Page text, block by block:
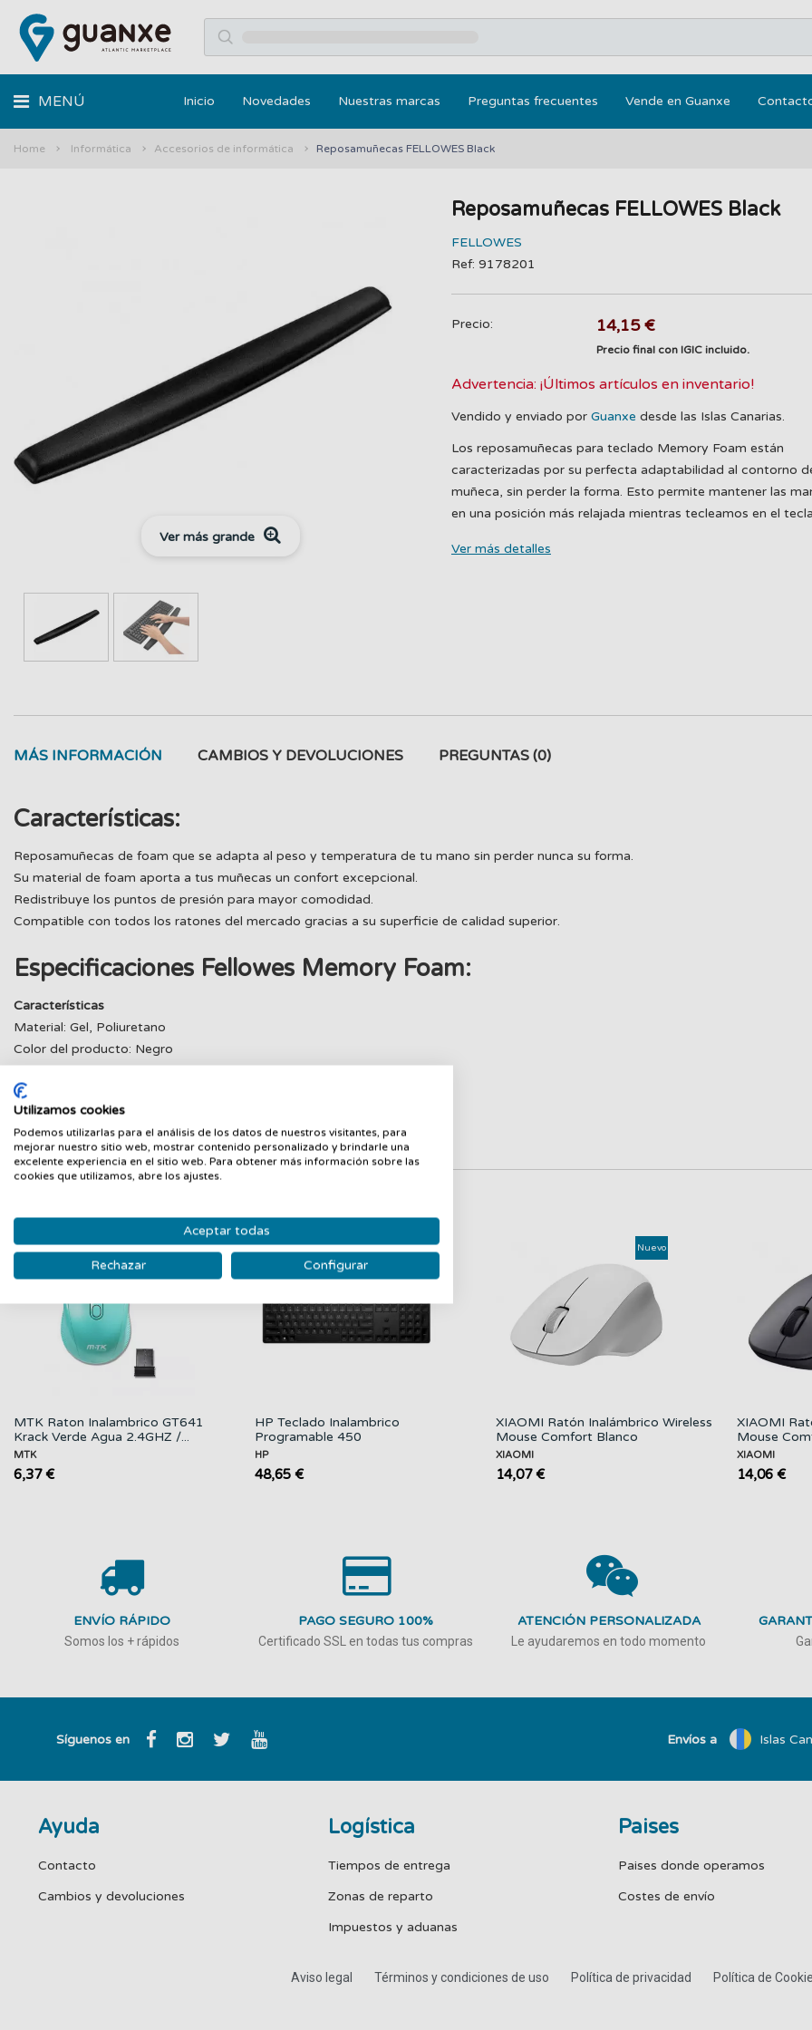
MENÚ Inicio Novedades Nuestras marcas Preguntas frecuentes Vende en Guanxe
Home Informática Accesorios de informática Reposamuñecas FELLOWES Black
Ver más grande
Reposamuñecas FELLOWES Black
FELLOWES
Ref: 9178201
Precio: 14,15 €
Precio final con IGIC incluido.
Advertencia: ¡Últimos artículos en inventario!
Vendido y enviado por Guanxe desde las Islas Canarias.
Los reposamuñecas para teclado Memory Foam están
caracterizadas por su perfecta adaptabilidad al contorno
muñeca, sin perder la forma. Esto permite mantener las
en una posición más relajada mientras tecleamos en el
Ver más detalles
MÁS INFORMACIÓN CAMBIOS Y DEVOLUCIONES PREGUNTAS (0)
Características:
Reposamuñecas de foam que se adapta al peso y temperatura de tu mano sin perder nunca su forma.
Su material de foam aporta a tus muñecas un confort excepcional.
Redistribuye los puntos de presión para mayor comodidad.
Compatible con todos los ratones del mercado gracias a su superficie de calidad superior.
Especificaciones Fellowes Memory Foam:
Características
Material: Gel, Poliuretano
Color del producto: Negro
Peso y dimensiones
Dimensiones (Ancho x Profundidad x Altura): 490,5 x 58,7 x 23,8 mm
Nuevo
MTK Raton Inalambrico GT641
Krack Verde Agua 2.4GHZ /...
MTK
6,37 €
Nuevo
HP Teclado Inalambrico
Programable 450
HP
48,65 €
Nuevo
XIAOMI Ratón Inalámbrico Wireless
Mouse Comfort Blanco
XIAOMI
14,07 €
XIAOMI
Mouse
XIAOMI
14,06 €
ENVÍO RÁPIDO
Somos los + rápidos
PAGO SEGURO 100%
Certificado SSL en todas tus compras
ATENCIÓN PERSONALIZADA
Le ayudaremos en todo momento
Síguenos en Envíos a Islas
Ayuda
Contacto
Cambios y devoluciones
Logística
Tiempos de entrega
Zonas de reparto
Impuestos y aduanas
Paises
Paises donde operamos
Costes de envío
Aviso legal Términos y condiciones de uso Política de privacidad Política de
Utilizamos cookies
Podemos utilizarlas para el análisis de los datos de nuestros visitantes, para
mejorar nuestro sitio web, mostrar contenido personalizado y brindarle una
excelente experiencia en el sitio web. Para obtener más información sobre las
cookies que utilizamos, abre los ajustes.
Aceptar todas
Rechazar Configurar